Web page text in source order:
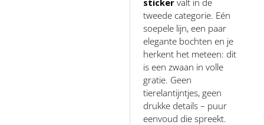
tweede categorie. Eén
soepele lijn, een paar
elegante bochten en je
herkent het meteen: dit
is een zwaan in volle
gratie. Geen
tierelantijntjes, geen
drukke details – puur
eenvoud die spreekt.